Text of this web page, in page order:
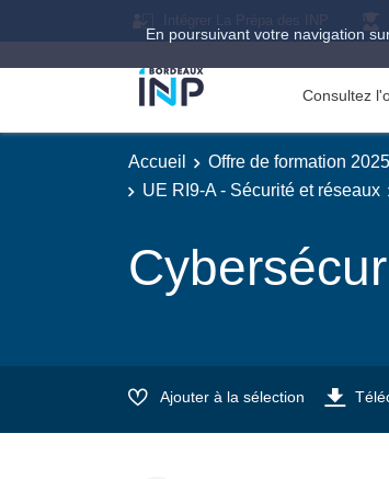
En poursuivant votre navigation
Intégrer La Prépa des INP
Consultez
Accueil Offre de formation
UE RI9-A - Sécurité et réseaux
Ajouter à la sélection